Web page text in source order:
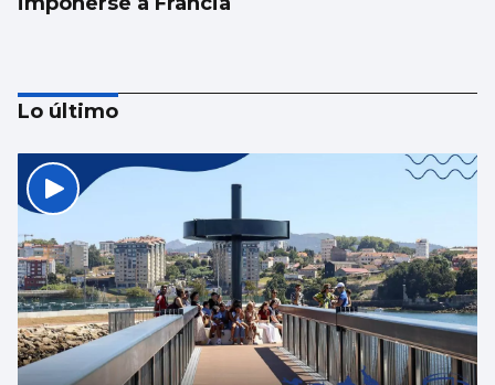
FÚTBOL
La gobernanza de la FIFA genera dudas
Lo último